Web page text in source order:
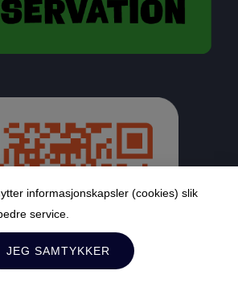
informasjonskapsler (cookies) slik
service.
JEG SAMTYKKER